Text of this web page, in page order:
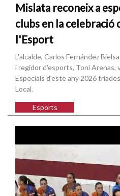
Mislata reconeix a
clubs en la celebració
l'Esport
L'alcalde, Carlos Fernández
i regidor d'esports, Toni Arenas,
Especials d'este any 2026
Local.
Esports